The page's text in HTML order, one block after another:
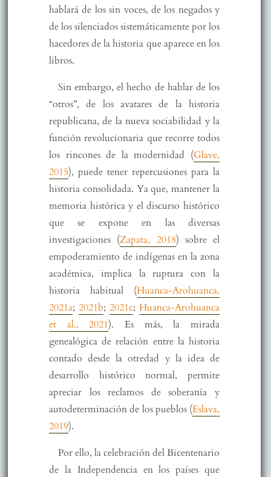
hablará de los sin voces, de los negados y
de los silenciados sistemáticamente por los
hacedores de la historia que aparece en los
libros.
Sin embargo, el hecho de hablar de los
“otros”, de los avatares de la historia
republicana, de la nueva sociabilidad y la
función revolucionaria que recorre todos
los rincones de la modernidad (Glave,
2015), puede tener repercusiones para la
historia consolidada. Ya que, mantener la
memoria histórica y el discurso histórico
que se expone en las diversas
investigaciones (Zapata, 2018) sobre el
empoderamiento de indígenas en la zona
académica, implica la ruptura con la
historia habitual (Huanca-Arohuanca,
2021a; 2021b;2021c;Huanca-Arohuanca
et al., 2021). Es más, la mirada
genealógica de relación entre la historia
contado desde la otredad y la idea de
desarrollo histórico normal, permite
apreciar los reclamos de soberanía y
autodeterminación de los pueblos (Eslava,
2019).
Por ello, la celebración del Bicentenario
de la Independencia en los países que